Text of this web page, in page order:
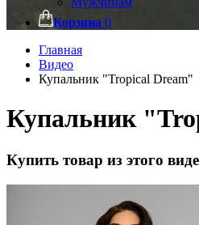
Корзина 0
Главная
Видео
Купальник "Tropical Dream"
Купальник
Купить товар из этого